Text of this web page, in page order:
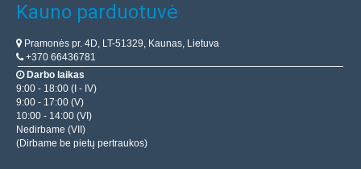
Kauno parduotuvė
Pramonės pr. 4D, LT-51329, Kaunas, Lietuva
+370 66436781
Darbo laikas
9:00 - 18:00 (I - IV)
9:00 - 17:00 (V)
10:00 - 14:00 (VI)
Nedirbame (VII)
(Dirbame be pietų pertraukos)